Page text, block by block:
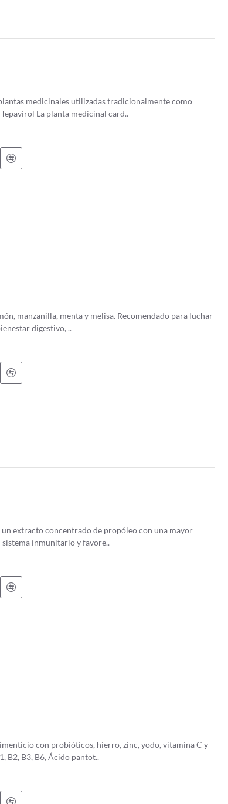
medicinales utilizadas tradicionalmente como
de Hepavirol La planta medicinal card..
manzanilla, menta y melisa. Recomendado para luchar
digestivo, ..
extracto concentrado de propóleo con una mayor
inmunitario y favore..
con probióticos, hierro, zinc, yodo, vitamina C y
B2, B3, B6, Ácido pantot..